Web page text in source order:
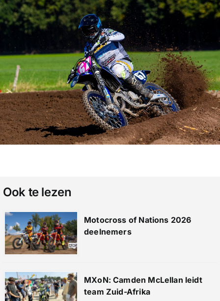
Ook te lezen
Motocross of Nations 2026
deelnemers
MXoN: Camden McLellan leidt
team Zuid-Afrika